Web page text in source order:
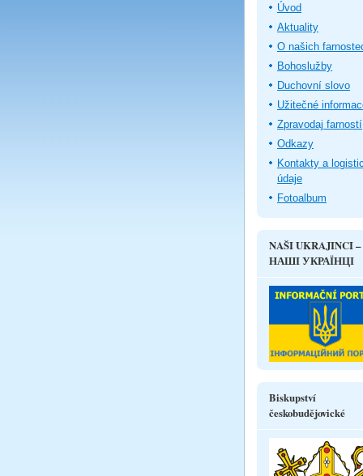
Úvod
Aktuality
O našich
Bohoslužby
Duchovní slovo
Užitečné
Zpravodaj farností
Odkazy
Kontakty a
údaje
Fotoalbum
NAŠI UKRAJINCI –
НАШІ УКРАЇНЦІ
Biskupství
českobudějovické